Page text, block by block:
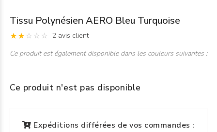
Tissu Polynésien AERO Bleu Turquoise
2 avis client
Ce produit est également disponible dans les couleurs suivantes :
Ce produit n'est pas disponible
Expéditions différées de vos commandes :